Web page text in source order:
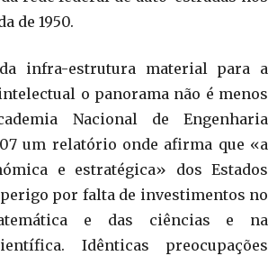
de 1950.
infra-estrutura material para a
o panorama não é menos
Nacional de Engenharia
um relatório onde afirma que «a
e estratégica» dos Estados
por falta de investimentos no
e das ciências e na
Idênticas preocupações